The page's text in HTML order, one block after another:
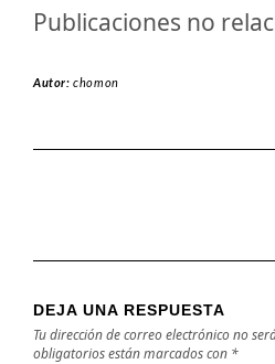
Publicaciones no
Autor:chomon
DEJA UNA RESPUESTA
Tu dirección de correo electrónico no
obligatorios están marcados con *